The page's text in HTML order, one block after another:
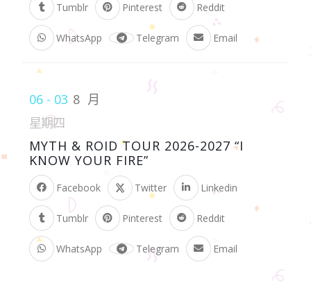
Tumblr Pinterest Reddit
WhatsApp Telegram Email
06 - 03 8 月
星期四
MYTH & ROID TOUR 2026-2027 “I
KNOW YOUR FIRE”
Facebook Twitter Linkedin
Tumblr Pinterest Reddit
WhatsApp Telegram Email